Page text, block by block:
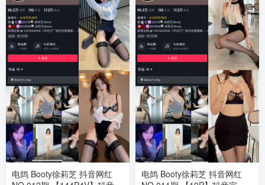
电鸽 Booty徐莉芝 抖音网红
电鸽 Booty徐莉芝 抖音网红